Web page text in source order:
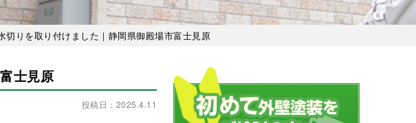
切りを取り付けました｜静岡県御殿場市富士見原
士見原
投稿日：2025.4.11